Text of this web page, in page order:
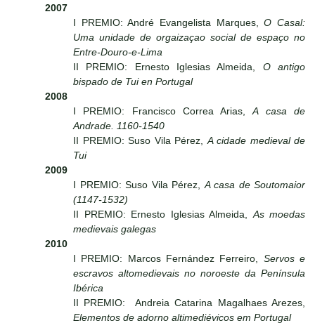
2007
I PREMIO: André Evangelista Marques,O Casal:
Uma unidade de orgaizaçao social de espaço no
Entre-Douro-e-Lima
II PREMIO: Ernesto Iglesias Almeida, O antigo
bispado de Tui en Portugal
2008
I PREMIO: Francisco Correa Arias,A casa de
Andrade. 1160-1540
II PREMIO: Suso Vila Pérez,A cidade medieval de
Tui
2009
I PREMIO: Suso Vila Pérez,A casa de Soutomaior
(1147-1532)
II PREMIO: Ernesto Iglesias Almeida,As moedas
medievais galegas
2010
I PREMIO: Marcos Fernández Ferreiro, Servos e
escravos altomedievais no noroeste da Península
Ibérica
II PREMIO: Andreia Catarina Magalhaes Arezes,
Elementos de adorno altimediévicos em Portugal